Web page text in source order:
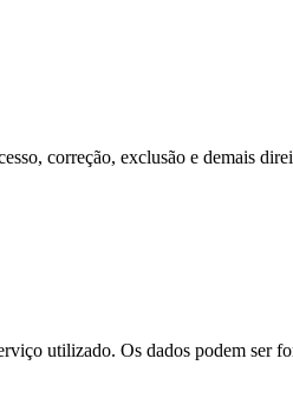
correção, exclusão e demais
utilizado. Os dados podem ser